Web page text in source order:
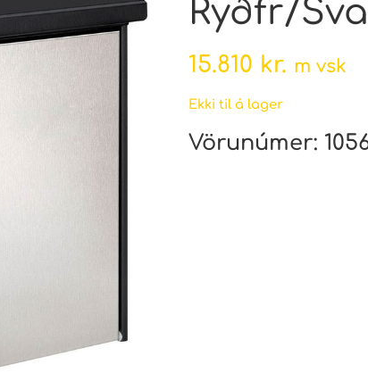
Ryðfr/
15.810 kr. m vsk
Ekki til á lager
Vörunúmer: